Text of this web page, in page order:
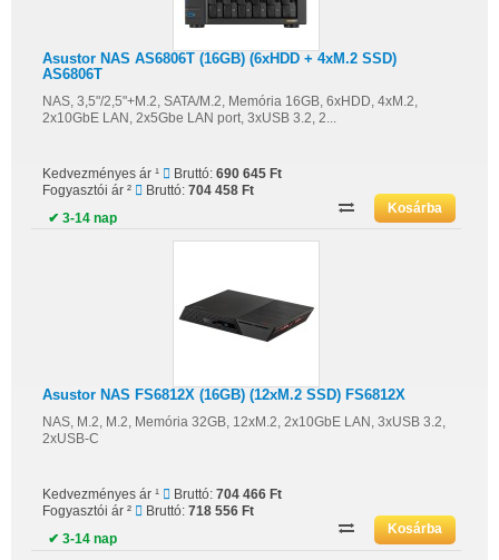
Asustor NAS AS6806T (16GB) (6xHDD + 4xM.2 SSD)
AS6806T
NAS, 3,5"/2,5"+M.2, SATA/M.2, Memória 16GB, 6xHDD, 4xM.2,
2x10GbE LAN, 2x5Gbe LAN port, 3xUSB 3.2, 2...
Kedvezményes ár ¹ Bruttó: 690 645 Ft
Fogyasztói ár ²
Bruttó: 704 458 Ft
✔ 3-14 nap
Asustor NAS FS6812X (16GB) (12xM.2 SSD) FS6812X
NAS, M.2, M.2, Memória 32GB, 12xM.2, 2x10GbE LAN, 3xUSB 3.2,
2xUSB-C
Kedvezményes ár ¹ Bruttó: 704 466 Ft
Fogyasztói ár ²
Bruttó: 718 556 Ft
✔ 3-14 nap